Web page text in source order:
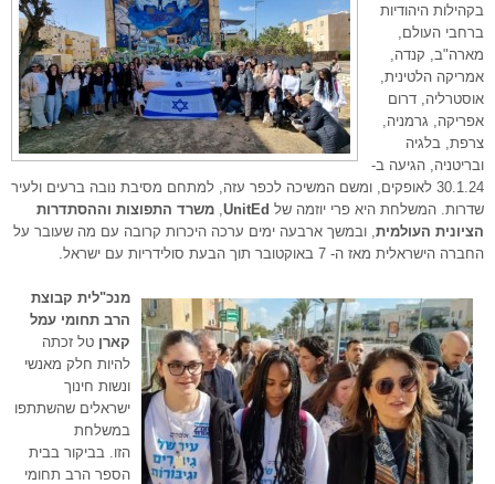
בקהילות היהודיות
ברחבי העולם,
מארה"ב, קנדה,
אמריקה הלטינית,
אוסטרליה, דרום
אפריקה, גרמניה,
צרפת, בלגיה
ובריטניה, הגיעה ב-
30.1.24 לאופקים, ומשם המשיכה לכפר עזה, למתחם מסיבת נובה ברעים ולעיר
שדרות. המשלחת היא פרי יוזמה שלUnitEd
, משרד התפוצות וההסתדרות
הציונית העולמית, ובמשך ארבעה ימים ערכה היכרות קרובה עם מה שעובר על
החברה הישראלית מאז ה- 7 באוקטובר תוך הבעת סולידריות עם ישראל.
מנכ"לית קבוצת
הרב תחומי עמל
קארןטל זכתה
להיות חלק מאנשי
ונשות חינוך
ישראלים שהשתתפו
במשלחת
הזו. בביקור בבית
הספר הרב תחומי